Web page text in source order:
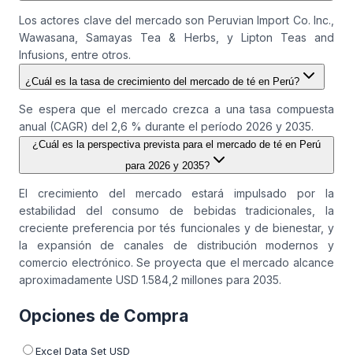
Los actores clave del mercado son Peruvian Import Co. Inc.,
Wawasana, Samayas Tea & Herbs, y Lipton Teas and
Infusions, entre otros.
¿Cuál es la tasa de crecimiento del mercado de té en Perú?
Se espera que el mercado crezca a una tasa compuesta
anual (CAGR) del 2,6 % durante el período 2026 y 2035.
¿Cuál es la perspectiva prevista para el mercado de té en Perú
para 2026 y 2035?
El crecimiento del mercado estará impulsado por la
estabilidad del consumo de bebidas tradicionales, la
creciente preferencia por tés funcionales y de bienestar, y
la expansión de canales de distribución modernos y
comercio electrónico. Se proyecta que el mercado alcance
aproximadamente USD 1.584,2 millones para 2035.
Opciones de Compra
Excel Data Set USD